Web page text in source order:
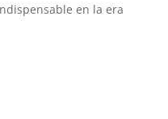
en la era